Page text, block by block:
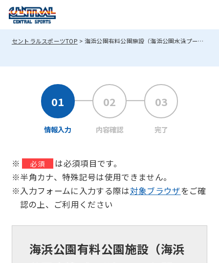
セントラルスポーツTOP 海浜公園有料公園施設（海浜公園水泳プール）へのお問い合わせ
情報入力 内容確認 完了
※ 必須
は必須項目です。
※半角カナ、特殊記号は使用できません。
※入力フォームに入力する際は対象ブラウザをご確
認の上、ご利用ください
海浜公園有料公園施設（海浜